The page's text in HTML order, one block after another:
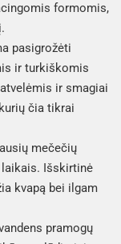
formomis,
pasigrožėti
ir turkiškomis
ir smagiai
čia tikrai
mečečių
laikais. Išskirtinė
kvapą bei ilgam
pramogų